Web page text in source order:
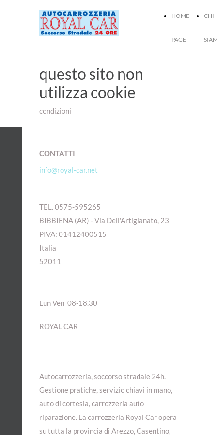
HOME
PAGE
CHI
CONTATTI
Lun Ven 08-18.30
info@royal-car.net
TEL. 0575-595265
BIBBIENA (AR) - Via Dell'Artigianato, 23
PIVA: 01412400515
Italia
52011
ROYAL CAR
questo sito non
utilizza cookie
condizioni
Autocarrozzeria, soccorso stradale 24h.
Gestione pratiche, servizio chiavi in mano,
auto di cortesia, carrozzeria auto
riparazione. La carrozzeria Royal Car opera
su tutta la provincia di Arezzo, Casentino,